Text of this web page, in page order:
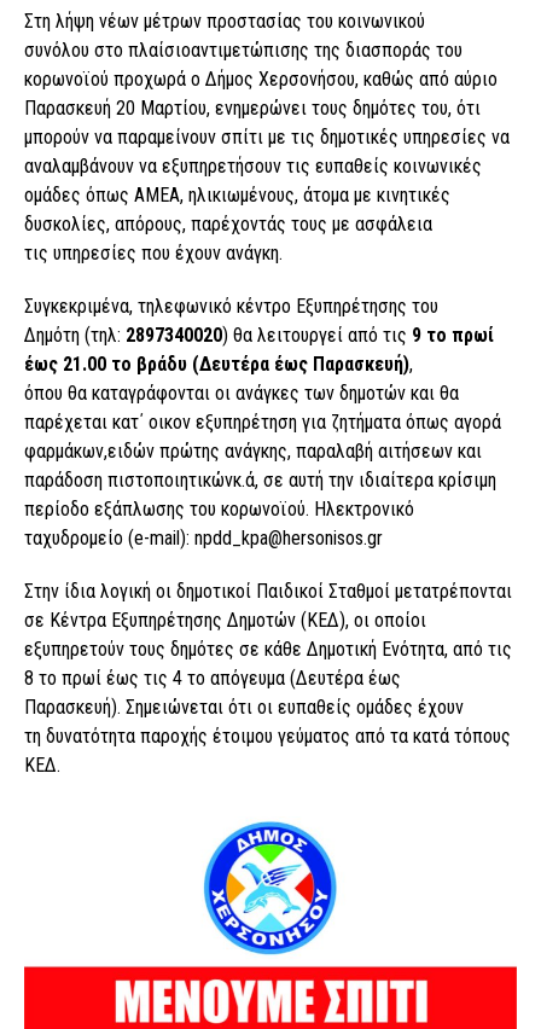
Στη λήψη νέων μέτρων προστασίας του κοινωνικού
συνόλου στο πλαίσιοαντιμετώπισης της διασποράς του
κορωνοϊού προχωρά ο Δήμος Χερσονήσου, καθώς από αύριο
Παρασκευή 20 Μαρτίου, ενημερώνει τους δημότες του, ότι
μπορούν να παραμείνουν σπίτι με τις δημοτικές υπηρεσίες να
αναλαμβάνουν να εξυπηρετήσουν τις ευπαθείς κοινωνικές
ομάδες όπως ΑΜΕΑ, ηλικιωμένους, άτομα με κινητικές
δυσκολίες, απόρους, παρέχοντάς τους με ασφάλεια
τις υπηρεσίες που έχουν ανάγκη.
Συγκεκριμένα, τηλεφωνικό κέντρο Εξυπηρέτησης του
Δημότη (τηλ: 2897340020) θα λειτουργεί από τις 9 το πρωί
έως 21.00 το βράδυ (Δευτέρα έως Παρασκευή),
όπου θα καταγράφονται οι ανάγκες των δημοτών και θα
παρέχεται κατ΄ οικον εξυπηρέτηση για ζητήματα όπως αγορά
φαρμάκων,ειδών πρώτης ανάγκης, παραλαβή αιτήσεων και
παράδοση πιστοποιητικώνκ.ά, σε αυτή την ιδιαίτερα κρίσιμη
περίοδο εξάπλωσης του κορωνοϊού. Ηλεκτρονικό
ταχυδρομείο (e-mail): npdd_kpa@hersonisos.gr
Στην ίδια λογική οι δημοτικοί Παιδικοί Σταθμοί μετατρέπονται
σε Κέντρα Εξυπηρέτησης Δημοτών (ΚΕΔ), οι οποίοι
εξυπηρετούν τους δημότες σε κάθε Δημοτική Ενότητα, από τις
8 το πρωί έως τις 4 το απόγευμα (Δευτέρα έως
Παρασκευή). Σημειώνεται ότι οι ευπαθείς ομάδες έχουν
τη δυνατότητα παροχής έτοιμου γεύματος από τα κατά τόπους
ΚΕΔ.